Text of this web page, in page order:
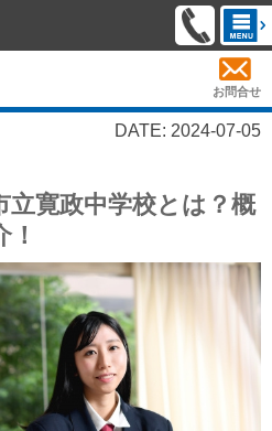
お問合せ
DATE: 2024-07-05
立寛政中学校とは？概